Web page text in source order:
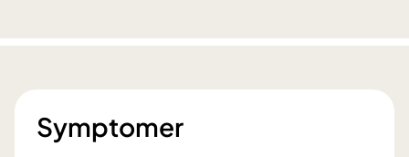
Symptomer